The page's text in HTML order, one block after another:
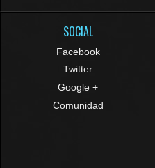
SOCIAL
Facebook
Twitter
Google +
Comunidad